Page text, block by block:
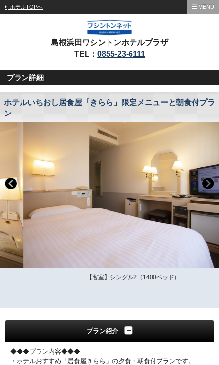
ホテルTOPへ MENU
島根浜田ワシントンホテルプラザ
TEL： 0855-23-6111
プラン詳細
ホテルいちおし居食屋「きらら」限定メニューと朝食付プラ
ン
【客室】シングル2（1400ベッド）
プラン紹介
◆◆◆プラン内容◆◆◆
・ホテルおすすめ「居食屋きらら」の夕食・朝食付プランです。